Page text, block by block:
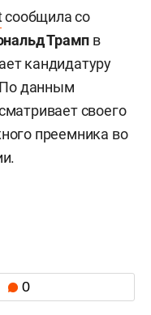
сообщила со
Трамп в
кандидатуру
По данным
своего
преемника во
0